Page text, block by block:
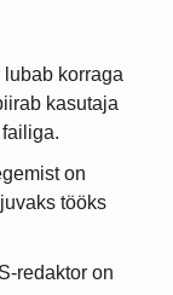
lubab korraga
kasutaja
on
tööks
redaktor on